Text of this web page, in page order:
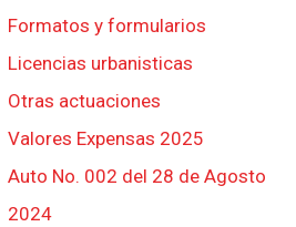
Formatos y formularios
Licencias urbanisticas
Otras actuaciones
Valores Expensas 2025
Auto No. 002 del 28 de Agosto
2024